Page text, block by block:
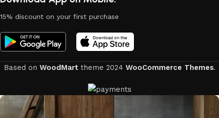
15% discount on your first purchase
Based on WoodMarttheme 2024 WooCommerce Themes.